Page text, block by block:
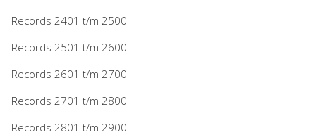
Records 2401 t/m 2500
Records 2501 t/m 2600
Records 2601 t/m 2700
Records 2701 t/m 2800
Records 2801 t/m 2900